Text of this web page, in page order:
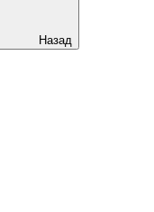
Назад